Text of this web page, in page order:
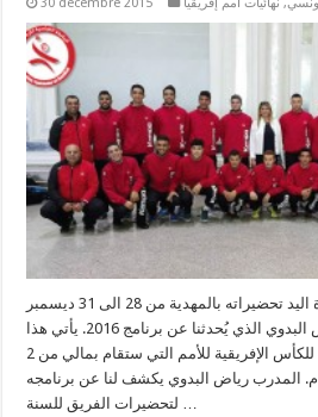
يُواصل منتخب الأصاغر لكرة اليد تحضيراته بالمهدية من 28 الى 31 ديسمبر
تحت إشراف المدرّب رياض البدوي الذي يُحدثنا عن برنامج 2016. يأتي هذا
التربّص في إطار التحضيرات للكأس الإفريقية للأمم التي ستقام بمالي من 2
القادم. المدرب رياض البدوي يكشف لنا عن برنامجه